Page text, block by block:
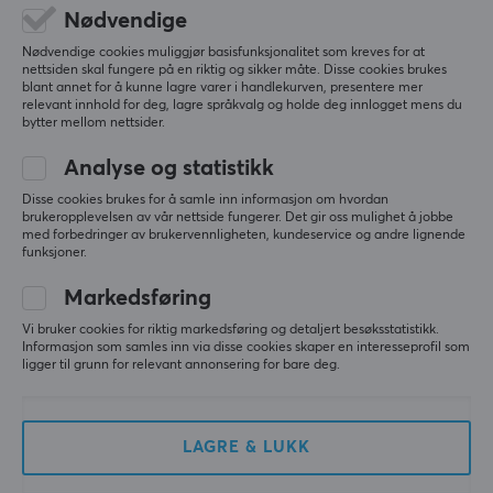
Batteritid
60 h
EGENSKAPER
Over-ear
Farge
Hvit
FORBINDELSE
Forbindelse
2.4GHz, Bluetooth, USB
5.0
Basert på 2 vurderinger
5
4
0%
3
0%
2
0%
1
0%
SKRIV ANMELDELSE
Relevans
Alle anmeldelser
Tommy E
Verifisert kjøper
Level 5
Newbie Scout
last mo.
Roni K
Verifisert kjøper
Nødvendige
Nødvendige cookies muliggjør basisfunksjonalitet som kreves for at
nettsiden skal fungere på en riktig og sikker måte. Disse cookies brukes
blant annet for å kunne lagre varer i handlekurven, presentere mer
relevant innhold for deg, lagre språkvalg og holde deg innlogget mens du
bytter mellom nettsider.
Analyse og statistikk
Disse cookies brukes for å samle inn informasjon om hvordan
brukeropplevelsen av vår nettside fungerer. Det gir oss mulighet å jobbe
med forbedringer av brukervennligheten, kundeservice og andre lignende
funksjoner.
Markedsføring
Vi bruker cookies for riktig markedsføring og detaljert besøksstatistikk.
Informasjon som samles inn via disse cookies skaper en interesseprofil som
ligger til grunn for relevant annonsering for bare deg.
LAGRE & LUKK